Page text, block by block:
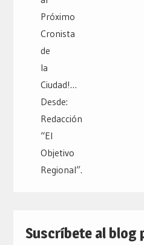
Suscríbete al blog